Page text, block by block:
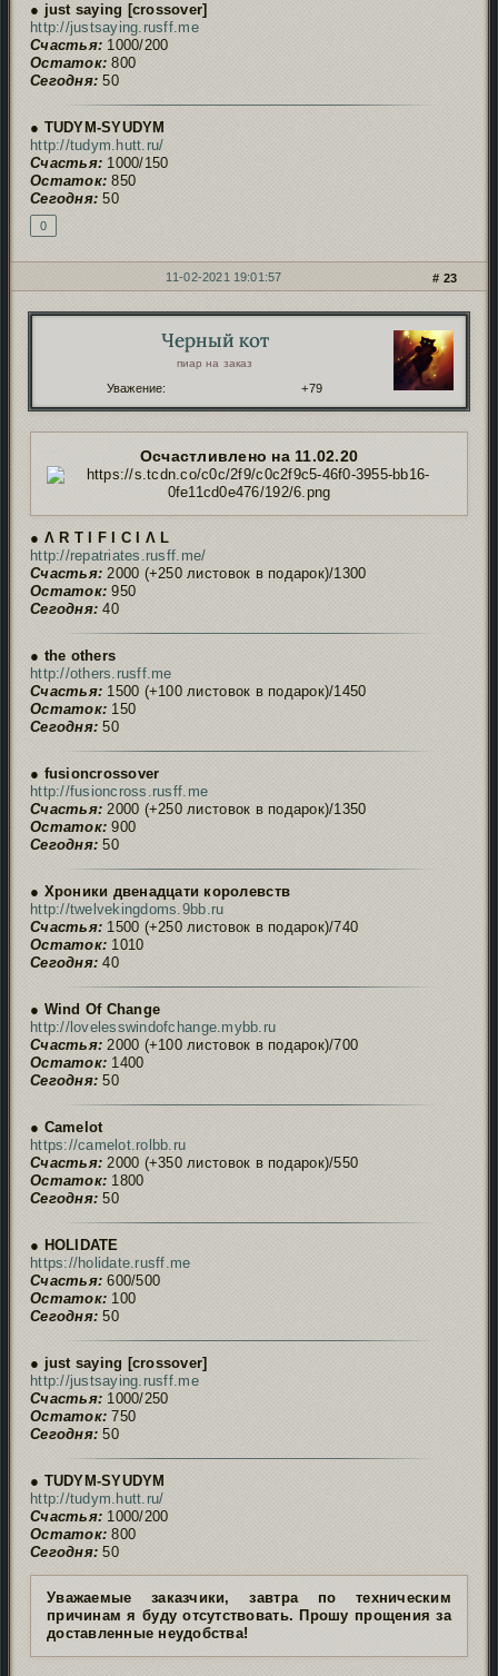
● just saying [crossover]
http://justsaying.rusff.me
Счастья: 1000/200
Остаток: 800
Сегодня: 50
● TUDYM-SYUDYM
http://tudym.hutt.ru/
Счастья: 1000/150
Остаток: 850
Сегодня: 50
0
23
11-02-2021 19:01:57
Черный кот
пиар на заказ
Уважение: +79
Осчастливлено на 11.02.20
● Ʌ R T I F I C I Ʌ L
http://repatriates.rusff.me/
Счастья: 2000 (+250 листовок в подарок)/1300
Остаток: 950
Сегодня: 40
● the others
http://others.rusff.me
Счастья: 1500 (+100 листовок в подарок)/1450
Остаток: 150
Сегодня: 50
● fusioncrossover
http://fusioncross.rusff.me
Счастья: 2000 (+250 листовок в подарок)/1350
Остаток: 900
Сегодня: 50
● Хроники двенадцати королевств
http://twelvekingdoms.9bb.ru
Счастья: 1500 (+250 листовок в подарок)/740
Остаток: 1010
Сегодня: 40
● Wind Of Change
http://lovelesswindofchange.mybb.ru
Счастья: 2000 (+100 листовок в подарок)/700
Остаток: 1400
Сегодня: 50
● Camelot
https://camelot.rolbb.ru
Счастья: 2000 (+350 листовок в подарок)/550
Остаток: 1800
Сегодня: 50
● HOLIDATE
https://holidate.rusff.me
Счастья: 600/500
Остаток: 100
Сегодня: 50
● just saying [crossover]
http://justsaying.rusff.me
Счастья: 1000/250
Остаток: 750
Сегодня: 50
● TUDYM-SYUDYM
http://tudym.hutt.ru/
Счастья: 1000/200
Остаток: 800
Сегодня: 50
Уважаемые заказчики, завтра по техническим
причинам я буду отсутствовать. Прошу прощения за
доставленные неудобства!